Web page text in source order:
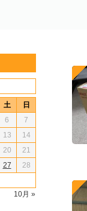
土 日
10月 »
6
7
13
14
20
21
27
28